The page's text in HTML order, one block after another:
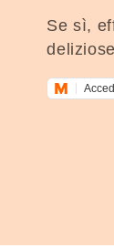
Se sì,